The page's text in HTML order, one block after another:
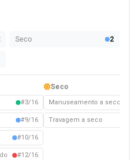
Seco 2
#3/16
#9/16
#10/16
#12/16
Seco
Manuseamento a seco
Travagem a seco